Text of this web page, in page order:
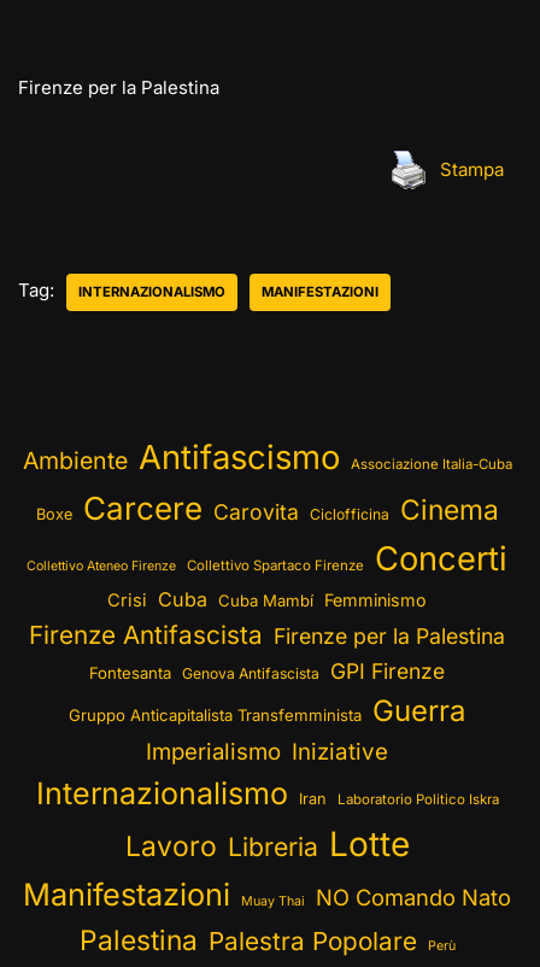
Firenze per la Palestina
Stampa
Tag: INTERNAZIONALISMO MANIFESTAZIONI
Ambiente Antifascismo Associazione Italia-Cuba
Boxe Carcere Carovita Ciclofficina Cinema
Collettivo Ateneo Firenze Collettivo Spartaco Firenze Concerti
Crisi Cuba Cuba Mambí Femminismo
Firenze Antifascista Firenze per la Palestina
Fontesanta Genova Antifascista GPI Firenze
Gruppo Anticapitalista Transfemminista Guerra
Imperialismo Iniziative
Internazionalismo Iran Laboratorio Politico Iskra
Lavoro Libreria Lotte
Manifestazioni Muay Thai NO Comando Nato
Palestina Palestra Popolare Perù